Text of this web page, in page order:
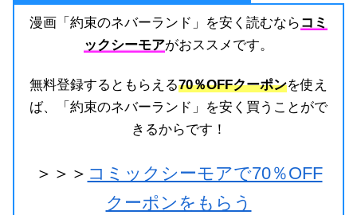
漫画「約束のネバーランド」を安く読むなら コミ
ックシーモアがおススメです。
無料登録するともらえる70％OFFクーポンを使え
ば、「約束のネバーランド」を安く買うことがで
きるからです！
＞＞＞ コミックシーモアで70％OFF
クーポンをもらう